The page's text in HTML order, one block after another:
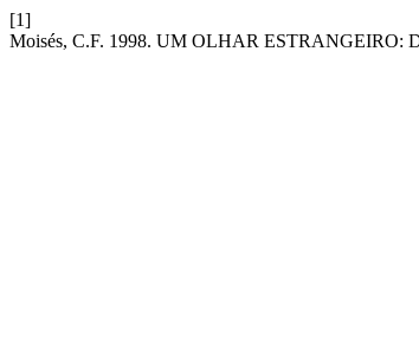
[1]
Moisés, C.F. 1998. UM OLHAR